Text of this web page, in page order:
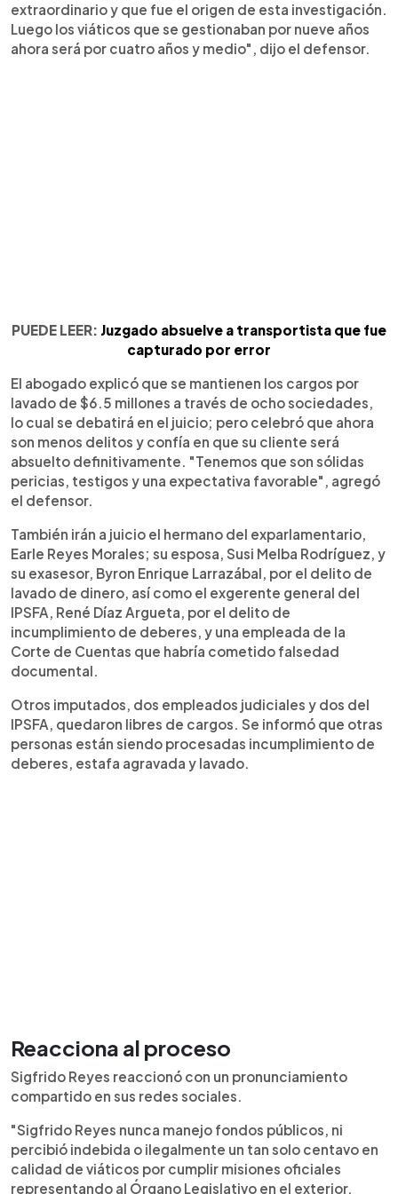
extraordinario y que fue el origen de esta investigación.
Luego los viáticos que se gestionaban por nueve años
ahora será por cuatro años y medio", dijo el defensor.
PUEDE LEER: Juzgado absuelve a transportista que fue
capturado por error
El abogado explicó que se mantienen los cargos por
lavado de $6.5 millones a través de ocho sociedades,
lo cual se debatirá en el juicio; pero celebró que ahora
son menos delitos y confía en que su cliente será
absuelto definitivamente. "Tenemos que son sólidas
pericias, testigos y una expectativa favorable", agregó
el defensor.
También irán a juicio el hermano del exparlamentario,
Earle Reyes Morales; su esposa, Susi Melba Rodríguez, y
su exasesor, Byron Enrique Larrazábal, por el delito de
lavado de dinero, así como el exgerente general del
IPSFA, René Díaz Argueta, por el delito de
incumplimiento de deberes, y una empleada de la
Corte de Cuentas que habría cometido falsedad
documental.
Otros imputados, dos empleados judiciales y dos del
IPSFA, quedaron libres de cargos. Se informó que otras
personas están siendo procesadas incumplimiento de
deberes, estafa agravada y lavado.
Reacciona al proceso
Sigfrido Reyes reaccionó con un pronunciamiento
compartido en sus redes sociales.
"Sigfrido Reyes nunca manejo fondos públicos, ni
percibió indebida o ilegalmente un tan solo centavo en
calidad de viáticos por cumplir misiones oficiales
representando al Órgano Legislativo en el exterior.